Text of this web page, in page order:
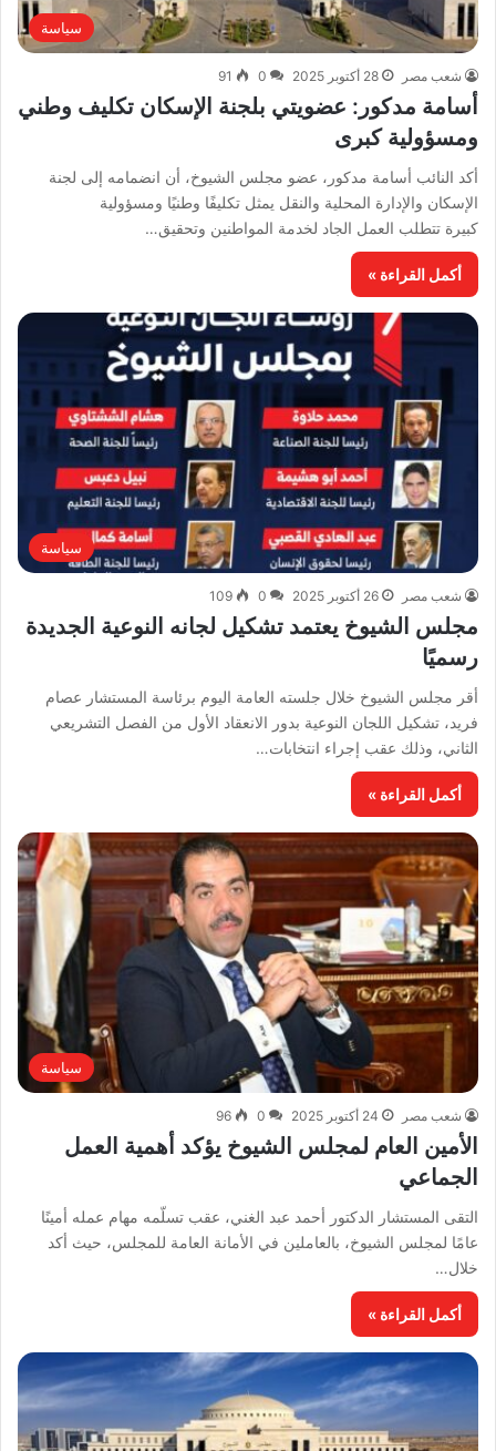
سياسة
شعب مصر 28 أكتوبر 2025 0
91
أسامة مدكور: عضويتي بلجنة الإسكان تكليف وطني
ومسؤولية كبرى
أكد النائب أسامة مدكور، عضو مجلس الشيوخ، أن انضمامه إلى لجنة
الإسكان والإدارة المحلية والنقل يمثل تكليفًا وطنيًا ومسؤولية
كبيرة تتطلب العمل الجاد لخدمة المواطنين وتحقيق…
أكمل القراءة »
سياسة
شعب مصر 26 أكتوبر 2025 0
109
مجلس الشيوخ يعتمد تشكيل لجانه النوعية الجديدة
رسميًا
أقر مجلس الشيوخ خلال جلسته العامة اليوم برئاسة المستشار عصام
فريد، تشكيل اللجان النوعية بدور الانعقاد الأول من الفصل التشريعي
الثاني، وذلك عقب إجراء انتخابات…
أكمل القراءة »
سياسة
شعب مصر 24 أكتوبر 2025 0
96
الأمين العام لمجلس الشيوخ يؤكد أهمية العمل
الجماعي
التقى المستشار الدكتور أحمد عبد الغني، عقب تسلّمه مهام عمله أمينًا
عامًا لمجلس الشيوخ، بالعاملين في الأمانة العامة للمجلس، حيث أكد
خلال…
أكمل القراءة »